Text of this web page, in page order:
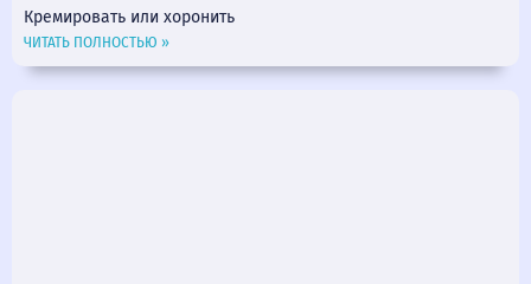
Кремировать или хоронить
ЧИТАТЬ ПОЛНОСТЬЮ »